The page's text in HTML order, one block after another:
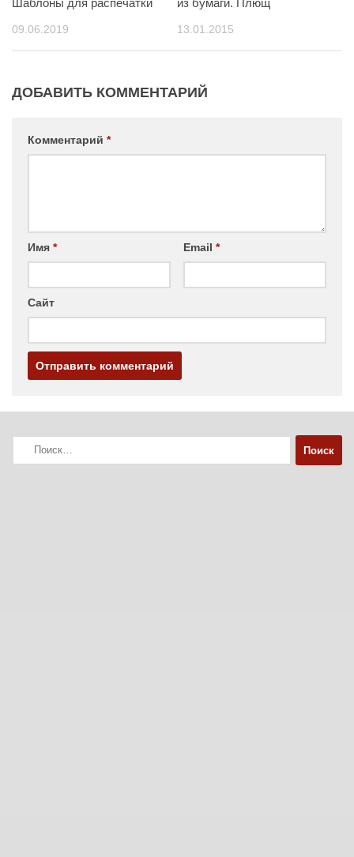
Шаблоны для распечатки
09.06.2019
из бумаги. Плющ
13.01.2015
ДОБАВИТЬ КОММЕНТАРИЙ
Комментарий *
Имя * Email *
Сайт
Найти: